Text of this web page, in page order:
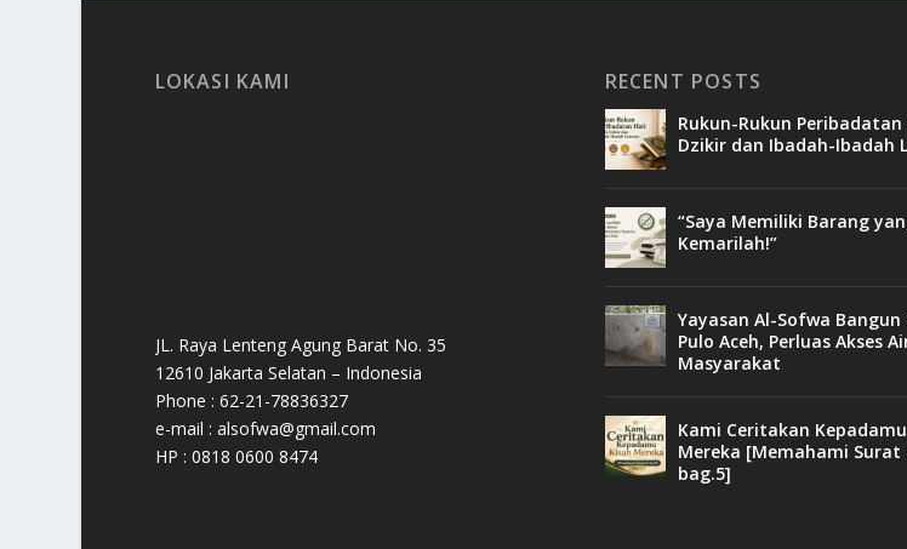
LOKASI KAMI
JL. Raya Lenteng Agung Barat No. 35
12610 Jakarta Selatan – Indonesia
Phone : 62-21-78836327
e-mail : alsofwa@gmail.com
HP : 0818 0600 8474
RECENT POSTS
Rukun-Rukun
Dzikir dan Ibadah-Ibadah
“Saya Memiliki Barang
Kemarilah!”
Yayasan Al-Sofwa Bangun
Pulo Aceh, Perluas Akses
Masyarakat
Kami Ceritakan
Mereka [Memahami Surat
bag.5]